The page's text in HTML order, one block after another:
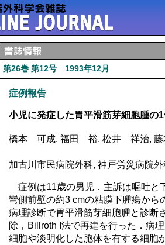
第26巻 第12号 1993年12月
症例報告
小児に発症した胃平滑筋芽細胞腫の
橋本 可成, 福田 裕, 松井 祥治,
加古川市民病院外科, 神戸労災病院外
症例は11歳の男児．主訴は嘔吐と
彎側前壁の約3 cmの粘膜下腫瘍か
病理診断で胃平滑筋芽細胞腫と診断
除，Billroth I法で再建を行った．病
細胞や淡明化した胞体を有する細胞